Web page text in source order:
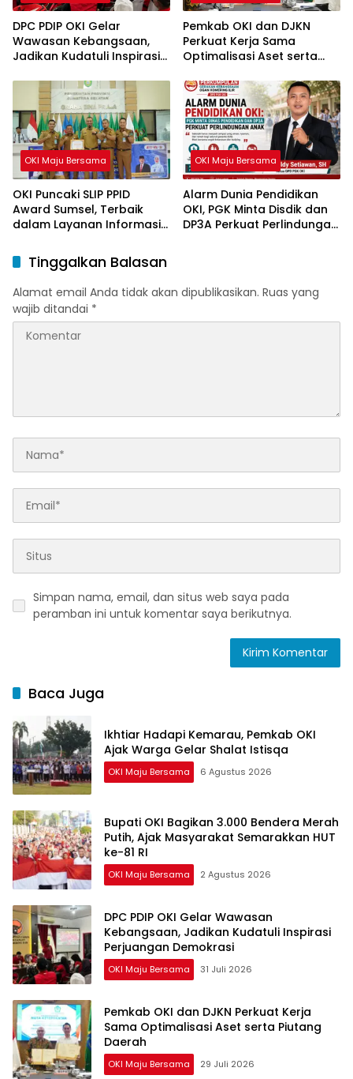
DPC PDIP OKI Gelar
Wawasan Kebangsaan,
Jadikan Kudatuli Inspirasi
Pemkab OKI dan DJKN
Perkuat Kerja Sama
Optimalisasi Aset serta
OKI Maju Bersama
OKI Puncaki SLIP PPID
Award Sumsel, Terbaik
dalam Layanan Informasi
OKI Maju Bersama
Alarm Dunia Pendidikan
OKI, PGK Minta Disdik dan
DP3A Perkuat Perlindungan
Tinggalkan Balasan
Alamat email Anda tidak akan dipublikasikan. Ruas yang
wajib ditandai *
Simpan nama, email, dan situs web saya pada
peramban ini untuk komentar saya berikutnya.
Baca Juga
Ikhtiar Hadapi Kemarau, Pemkab OKI
Ajak Warga Gelar Shalat Istisqa
OKI Maju Bersama 6 Agustus 2026
Bupati OKI Bagikan 3.000 Bendera Merah
Putih, Ajak Masyarakat Semarakkan HUT
ke-81 RI
OKI Maju Bersama 2 Agustus 2026
DPC PDIP OKI Gelar Wawasan
Kebangsaan, Jadikan Kudatuli Inspirasi
Perjuangan Demokrasi
OKI Maju Bersama 31 Juli 2026
Pemkab OKI dan DJKN Perkuat Kerja
Sama Optimalisasi Aset serta Piutang
Daerah
OKI Maju Bersama 29 Juli 2026